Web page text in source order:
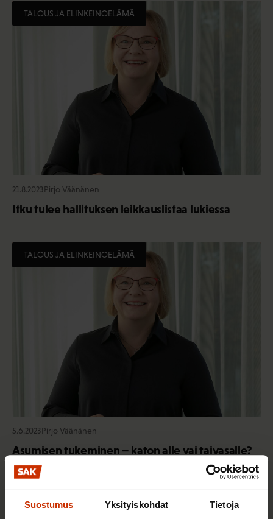
Suostumus Yksityiskohdat Tietoja
TALOUS JA ELINKEINOELÄMÄ
21.8.2023Pirjo Väänänen
Itku tulee hallituksen leikkauslistaa lukiessa
TALOUS JA ELINKEINOELÄMÄ
5.6.2023Pirjo Väänänen
Asumisen tukeminen – katon alle vai taivasalle?